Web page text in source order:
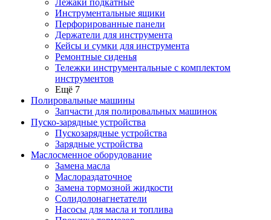
Лежаки подкатные
Инструментальные ящики
Перфорированные панели
Держатели для инструмента
Кейсы и сумки для инструмента
Ремонтные сиденья
Тележки инструментальные с комплектом
инструментов
Ещё 7
Полировальные машины
Запчасти для полировальных машинок
Пуско-зарядные устройства
Пускозарядные устройства
Зарядные устройства
Маслосменное оборудование
Замена масла
Маслораздаточное
Замена тормозной жидкости
Солидолонагнетатели
Насосы для масла и топлива